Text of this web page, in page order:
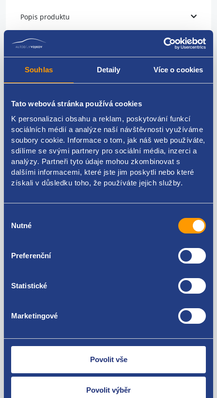
Souhlas Detaily Více o cookies
Tato webová stránka používá cookies
K personalizaci obsahu a reklam, poskytování funkcí
sociálních médií a analýze naší návštěvnosti využíváme
soubory cookie. Informace o tom, jak náš web používáte,
sdílíme se svými partnery pro sociální média, inzerci a
analýzy. Partneři tyto údaje mohou zkombinovat s
dalšími informacemi, které jste jim poskytli nebo které
získali v důsledku toho, že používáte jejich služby.
souhlasu
Nutné
Preferenční
Statistické
Marketingové
Povolit vše
Povolit výběr
Popis produktu
víčko nádržky ostřikovače
barva - modrá
originální číslo - 46744602
Kódy produktu
46744602
Použitelné pro vozy
Alfa Romeo GT
Fiat Punto 1999 - 2010
Nejste spokojeni? Vyřešíme to!
Zboží můžete vrátit do 60 dnů od
zakoupení. Nebo vám pošleme náhradu.